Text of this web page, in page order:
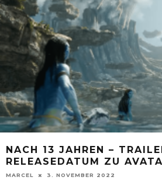
NACH 13 JAHREN –
RELEASEDATUM ZU
MARCEL 3. NOVEMBER 2022